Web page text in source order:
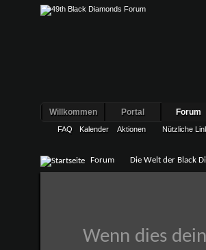
Willkommen Portal Forum
FAQ Kalender Aktionen Nützliche
Forum Die Welt der Black
Wenn dies